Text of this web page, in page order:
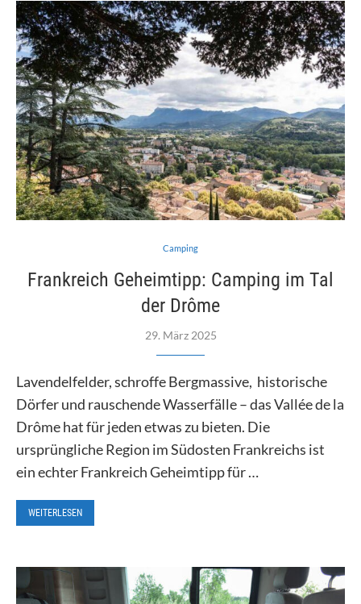
Camping
Frankreich Geheimtipp: Camping im Tal
der Drôme
29. März 2025
Lavendelfelder, schroffe Bergmassive, historische
Dörfer und rauschende Wasserfälle – das Vallée de la
Drôme hat für jeden etwas zu bieten. Die
ursprüngliche Region im Südosten Frankreichs ist
ein echter Frankreich Geheimtipp für …
WEITERLESEN